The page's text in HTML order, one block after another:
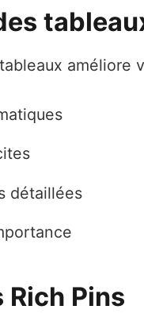
améliore
détaillées
Pins